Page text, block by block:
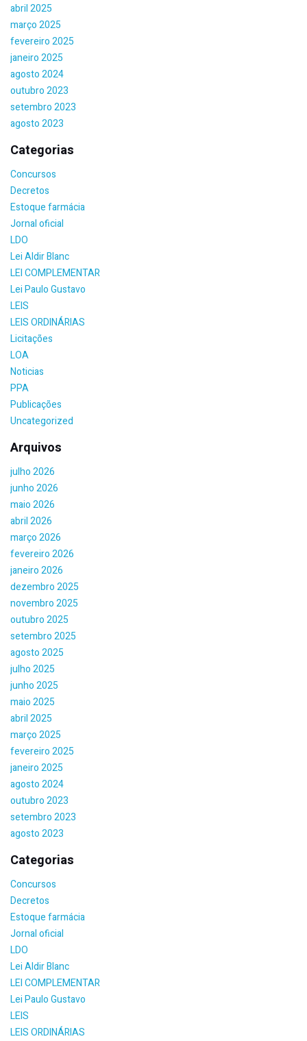
abril 2025
março 2025
fevereiro 2025
janeiro 2025
agosto 2024
outubro 2023
setembro 2023
agosto 2023
Categorias
Concursos
Decretos
Estoque farmácia
Jornal oficial
LDO
Lei Aldir Blanc
LEI COMPLEMENTAR
Lei Paulo Gustavo
LEIS
LEIS ORDINÁRIAS
Licitações
LOA
Noticias
PPA
Publicações
Uncategorized
Arquivos
julho 2026
junho 2026
maio 2026
abril 2026
março 2026
fevereiro 2026
janeiro 2026
dezembro 2025
novembro 2025
outubro 2025
setembro 2025
agosto 2025
julho 2025
junho 2025
maio 2025
abril 2025
março 2025
fevereiro 2025
janeiro 2025
agosto 2024
outubro 2023
setembro 2023
agosto 2023
Categorias
Concursos
Decretos
Estoque farmácia
Jornal oficial
LDO
Lei Aldir Blanc
LEI COMPLEMENTAR
Lei Paulo Gustavo
LEIS
LEIS ORDINÁRIAS